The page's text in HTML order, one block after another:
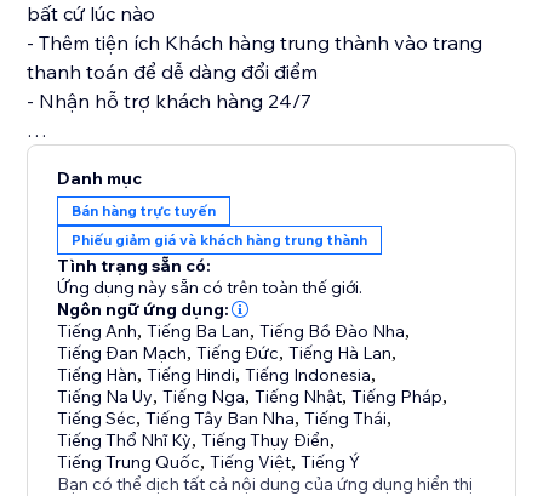
bất cứ lúc nào
- Thêm tiện ích Khách hàng trung thành vào trang
thanh toán để dễ dàng đổi điểm
- Nhận hỗ trợ khách hàng 24/7
thành có thể làm:
- Đăng nhập để theo dõi số dư điểm và phần thưởng
của họ
Danh mục
Bán hàng trực tuyến
Phiếu giảm giá và khách hàng trung thành
Tình trạng sẵn có:
Ứng dụng này sẵn có trên toàn thế giới.
Ngôn ngữ ứng dụng:
Tiếng Anh,Tiếng Ba Lan,Tiếng Bồ Đào Nha,
Tiếng Đan Mạch,Tiếng Đức,Tiếng Hà Lan,
Tiếng Hàn,Tiếng Hindi,Tiếng Indonesia,
Tiếng Na Uy,Tiếng Nga,Tiếng Nhật,Tiếng Pháp,
Tiếng Séc,Tiếng Tây Ban Nha,Tiếng Thái,
Tiếng Thổ Nhĩ Kỳ,Tiếng Thụy Điển,
Tiếng Trung Quốc,Tiếng Việt,Tiếng Ý
Bạn có thể dịch tất cả nội dung của ứng dụng hiển thị